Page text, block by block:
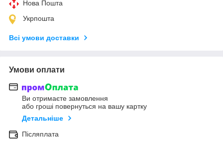
Нова Пошта
Укрпошта
Всі умови доставки
Умови оплати
Ви отримаєте замовлення
або гроші повернуться на вашу картку
Детальніше
Післяплата